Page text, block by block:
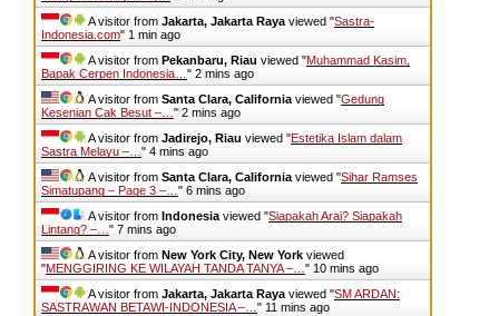
A visitor from Jakarta, Jakarta Raya viewed "Sastra-
Indonesia.com" 1 min ago
A visitor from Pekanbaru, Riau viewed "Muhammad Kasim,
Bapak Cerpen Indonesia… " 2 mins ago
A visitor from Santa Clara, California viewed "Gedung
Kesenian Cak Besut –… " 2 mins ago
A visitor from Jadirejo, Riau viewed "Estetika Islam dalam
Sastra Melayu –… " 4 mins ago
A visitor from Santa Clara, California viewed "Sihar Ramses
Simatupang – Page 3 –… " 6 mins ago
A visitor from Indonesia viewed "Siapakah Arai? Siapakah
Lintang? –… " 7 mins ago
A visitor from New York City, New York viewed
"MENGGIRING KE WILAYAH TANDA TANYA –… " 10 mins ago
A visitor from Jakarta, Jakarta Raya viewed "SM ARDAN:
SASTRAWAN BETAWI-INDONESIA –… " 11 mins ago